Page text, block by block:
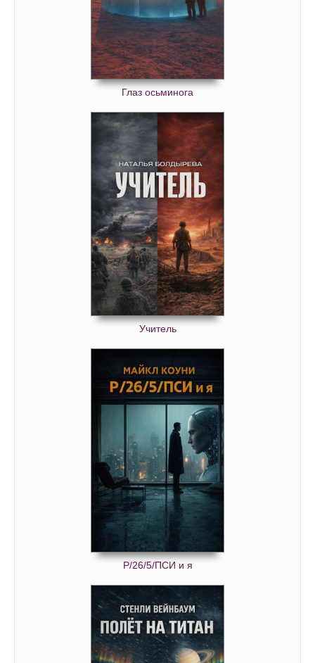
Глаз осьминога
Учитель
Р/26/5/ПСИ и я